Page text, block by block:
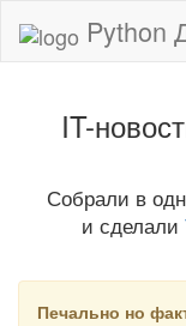
Python
IT-
Собрали в
и сделали
Печально но